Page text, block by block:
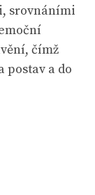
srovnáními
čímž
postav a do